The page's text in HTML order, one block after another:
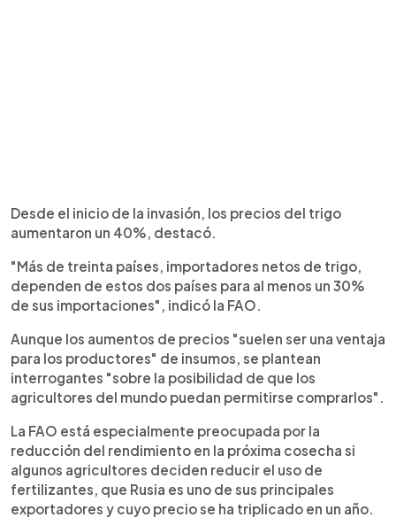
Desde el inicio de la invasión, los precios del trigo
aumentaron un 40%, destacó.
"Más de treinta países, importadores netos de trigo,
dependen de estos dos países para al menos un 30%
de sus importaciones", indicó la FAO.
Aunque los aumentos de precios "suelen ser una ventaja
para los productores" de insumos, se plantean
interrogantes "sobre la posibilidad de que los
agricultores del mundo puedan permitirse comprarlos".
La FAO está especialmente preocupada por la
reducción del rendimiento en la próxima cosecha si
algunos agricultores deciden reducir el uso de
fertilizantes, que Rusia es uno de sus principales
exportadores y cuyo precio se ha triplicado en un año.